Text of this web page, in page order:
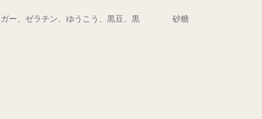
アガー、ゼラチン、ゆうこう、黒豆、黒 砂糖